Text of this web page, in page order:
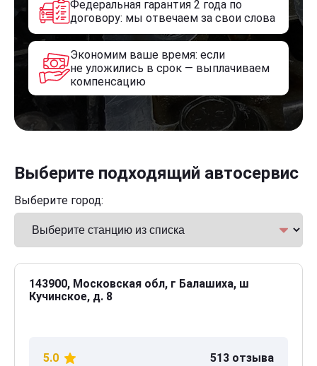
Федеральная гарантия 2 года по
договору: мы отвечаем за свои слова
Экономим ваше время: если
не уложились в срок — выплачиваем
компенсацию
Выберите подходящий автосервис
Выберите город:
143900, Московская обл, г Балашиха, ш
Кучинское, д. 8
5.0 513 отзыва